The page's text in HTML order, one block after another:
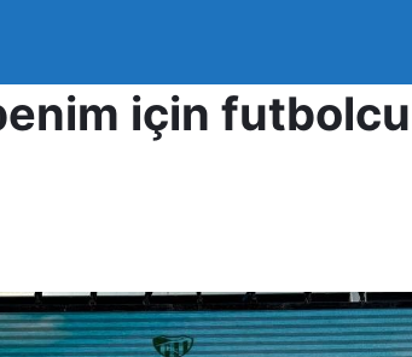
Direktörü
için